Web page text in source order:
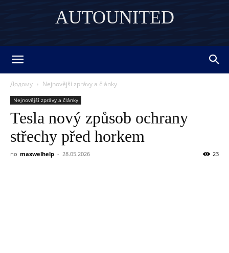
AUTOUNITED
Додому Nejnovější zprávy a články
Nejnovější zprávy a články
Tesla nový způsob ochrany
střechy před horkem
по maxwelhelp - 28.05.2026 23